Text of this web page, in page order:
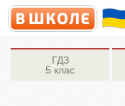
ГДЗ
5 клас